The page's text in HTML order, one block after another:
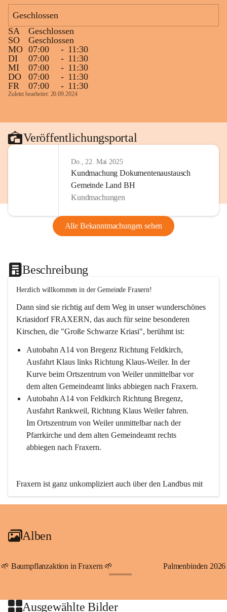
Geschlossen
SA
Geschlossen
SO
Geschlossen
MO 07:00 - 11:30
DI
07:00 - 11:30
MI
07:00 - 11:30
DO
07:00 - 11:30
FR
07:00 - 11:30
Zuletzt bearbeitet: 20.09.2024
Veröffentlichungsportal
Do., 22. Mai 2025
Kundmachung Dokumentenaustausch
Gemeinde Land BH
Kundmachungen
Alle Bekanntmachungen sehen
Beschreibung
Herzlich willkommen in der Gemeinde Fraxern!
Dann sind sie richtig auf dem Weg in unser wunderschönes
Kriasidorf FRAXERN, das auch für seine besonderen
Kirschen, die "Große Schwarze Kriasi", berühmt ist:
Autobahn A14 von Bregenz Richtung Feldkirch,
Ausfahrt Klaus links Richtung Klaus-Weiler. In der
Kurve beim Ortszentrum von Weiler unmittelbar vor
dem alten Gemeindeamt links abbiegen nach Fraxern.
Autobahn A14 von Feldkirch Richtung Bregenz,
Ausfahrt Rankweil, Richtung Klaus Weiler fahren.
Im Ortszentrum von Weiler unmittelbar nach der
Pfarrkirche und dem alten Gemeindeamt rechts
abbiegen nach Fraxern.
Fraxern ist ganz unkompliziert auch über den Landbus mit
den öffentlichen Verkehrsmitteln zu erreichen. Die Linie
An Samstagen, Sonn- und Feiertagen können Sie bequem
persönlichen Linienbus zur gewünschten Zeit zu Ihrer
Haltestelle bestellen. Sowohl von Weiler kommend nach
beide Fahrten Weiler-Fraxern-Weiler.
Alben
🌱 Baumpflanzaktion in Fraxern 🌱 Palmenbinden 2026
Ausgewählte Bilder